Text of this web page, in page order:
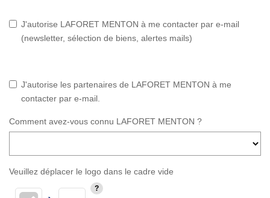
J'autorise LAFORET MENTON à me contacter par e-mail
(newsletter, sélection de biens, alertes mails)
J'autorise les partenaires de LAFORET MENTON à me
contacter par e-mail.
Comment avez-vous connu LAFORET MENTON ?
Veuillez déplacer le logo dans le cadre vide